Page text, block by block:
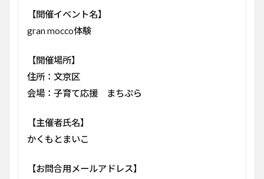
【開催イベント名】
gran mocco体験
【開催場所】
住所：文京区
会場：子育て応援 まちぷら
【主催者氏名】
かくもとまいこ
【お問合用メールアドレス】